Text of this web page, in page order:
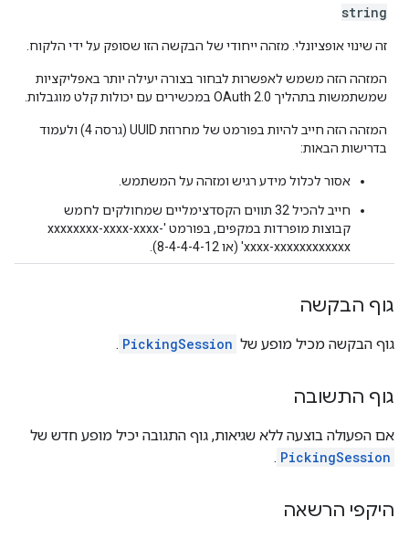
string
זה שינוי אופציונלי. מזהה ייחודי של הבקשה הזו שסופק על ידי הלקוח.
המזהה הזה משמש לאפשרות לבחור בצורה יעילה יותר באפליקציות
שמשתמשות בתהליך OAuth 2.0 במכשירים עם יכולות קלט מוגבלות.
המזהה הזה חייב להיות בפורמט של מחרוזת UUID (גרסה 4) ולעמוד
בדרישות הבאות:
אסור לכלול מידע רגיש ומזהה על המשתמש.
חייב להכיל 32 תווים הקסדצימליים שמחולקים לחמש
קבוצות מופרדות במקפים, בפורמט 'xxxxxxxx-xxxx-xxxx-
xxxx-xxxxxxxxxxxx' (או 8-4-4-4-12).
גוף הבקשה
גוף הבקשה מכיל מופע של PickingSession
.
גוף התשובה
אם הפעולה בוצעה ללא שגיאות, גוף התגובה יכיל מופע חדש של
PickingSession
.
היקפי הרשאה